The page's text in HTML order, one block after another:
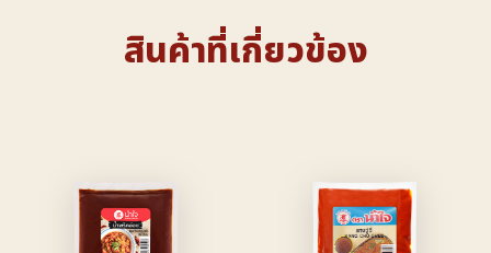
สินค้าที่เกี่ยวข้อง